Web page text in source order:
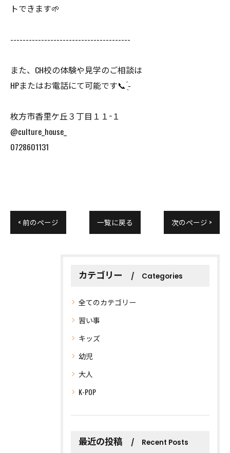
トできます🌱
---------------------------------------
また、CH校の体験や見学のご相談は
HPまたはお電話にて可能です📞‪‪ ̖́-
枚方市香里ケ丘３丁目１１−１
@culture_house_
0728601131
< 前のページ 一覧に戻る 次のページ >
カテゴリー Categories
全てのカテゴリー
習い事
キッズ
幼児
大人
K-POP
最近の投稿 Recent Posts